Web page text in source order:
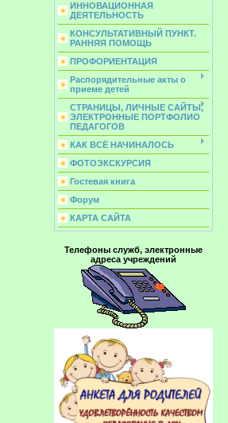
ИННОВАЦИОННАЯ
ДЕЯТЕЛЬНОСТЬ
КОНСУЛЬТАТИВНЫЙ ПУНКТ.
РАННЯЯ ПОМОЩЬ
ПРОФОРИЕНТАЦИЯ
Распорядительные акты о
приеме детей
СТРАНИЦЫ, ЛИЧНЫЕ САЙТЫ,
ЭЛЕКТРОННЫЕ ПОРТФОЛИО
ПЕДАГОГОВ
КАК ВСЁ НАЧИНАЛОСЬ
ФОТОЭКСКУРСИЯ
Гостевая книга
Форум
КАРТА САЙТА
Телефоны служб, электронные
адреса учреждений